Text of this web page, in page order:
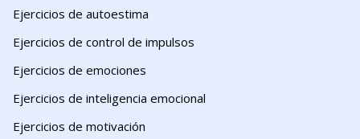
Ejercicios de autoestima
Ejercicios de control de impulsos
Ejercicios de emociones
Ejercicios de inteligencia emocional
Ejercicios de motivación